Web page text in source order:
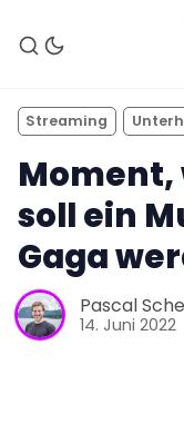
Streaming
Moment,
soll ein
Gaga
Pascal
14. Juni 2022